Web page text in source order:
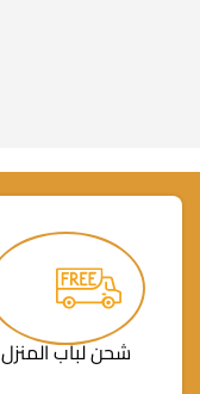
شحن لباب المنزل